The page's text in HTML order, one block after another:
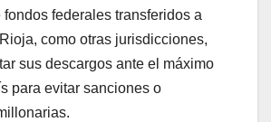
federales transferidos a
como otras jurisdicciones,
sus descargos ante el máximo
para evitar sanciones o